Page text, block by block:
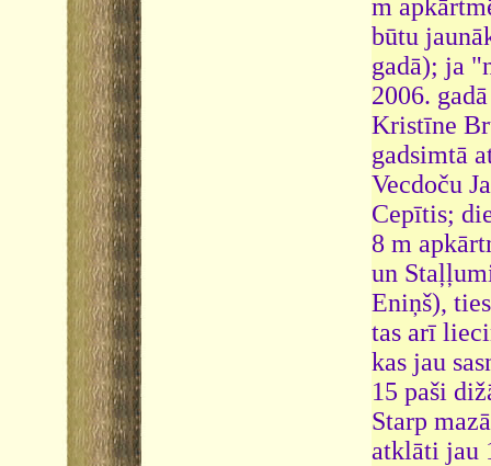
m
būtu
gadā); ja
2006.
Kristīne
gadsimtā
Vecdoču
Cepītis;
8 m
un
Eniņš),
tas arī
kas jau
15 paši
Starp
atklāti jau